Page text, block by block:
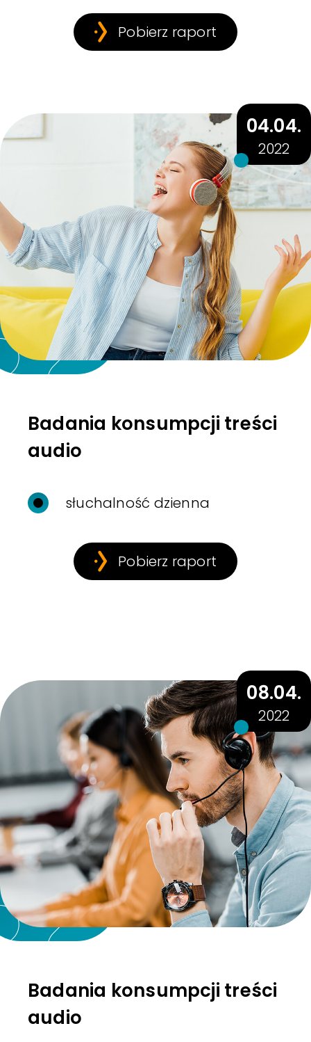
Pobierz raport
Badania konsumpcji treści
audio
słuchalność dzienna
Pobierz raport
04.04.
2022
Badania konsumpcji treści
audio
08.04.
2022